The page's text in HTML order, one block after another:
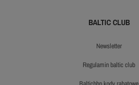
BALTIC CLUB
newsletter
regulamin baltic club